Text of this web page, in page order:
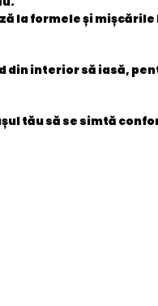
la formele și
interior să iasă,
tău să se simtă